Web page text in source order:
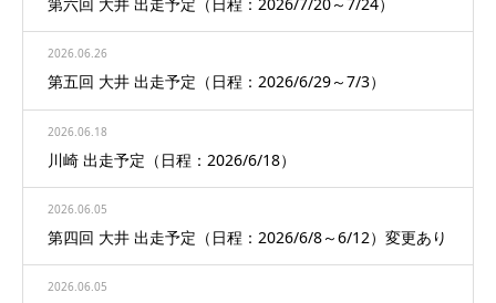
2026.06.26
第五回 大井 出走予定（日程：2026/6/29～7/3）
2026.06.18
川崎 出走予定（日程：2026/6/18）
2026.06.05
第四回 大井 出走予定（日程：2026/6/8～6/12）変更あり
2026.06.05